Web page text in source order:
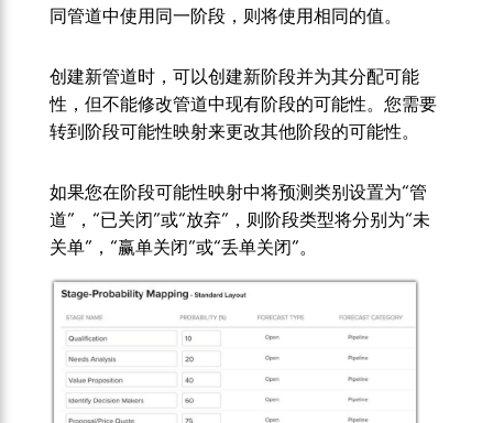
同管道中使用同一阶段，则将使用相同的值。
创建新管道时，可以创建新阶段并为其分配可能
性，但不能修改管道中现有阶段的可能性。您需要
转到阶段可能性映射来更改其他阶段的可能性。
如果您在阶段可能性映射中将预测类别设置为“管
道”，“已关闭”或“放弃”，则阶段类型将分别为“未
关单”，“赢单关闭”或“丢单关闭”。